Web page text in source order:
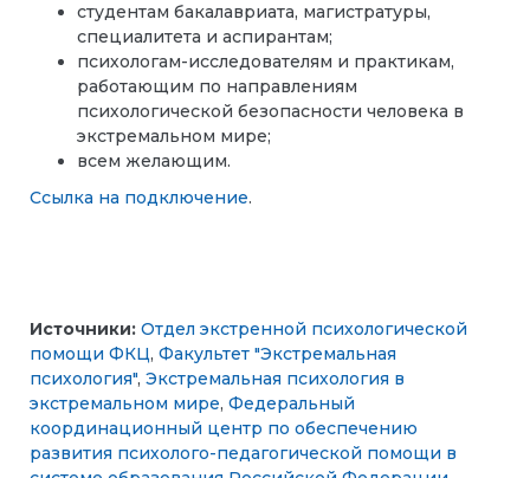
студентам бакалавриата, магистратуры,
специалитета и аспирантам;
психологам-исследователям и практикам,
работающим по направлениям
психологической безопасности человека в
экстремальном мире;
всем желающим.
Ссылка на подключение.
Источники: Отдел экстренной психологической
помощи ФКЦ, Факультет "Экстремальная
психология", Экстремальная психология в
экстремальном мире, Федеральный
координационный центр по обеспечению
развития психолого-педагогической помощи в